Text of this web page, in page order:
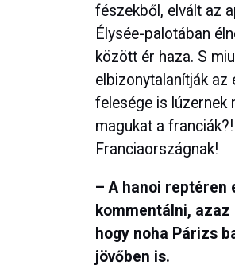
fészekből, elvált az
Élysée-palotában
között ér haza. S
elbizonytalanítják az
felesége is lúzernek
magukat a
Franciaországnak!
– A hanoi reptéren
kommentálni,
hogy noha Párizs
jövőben is.